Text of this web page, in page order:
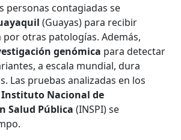
personas contagiadas se
(Guayas) para recibir
otras patologías. Además,
genómica para detectar
a escala mundial, dura
Las pruebas analizadas en los
Instituto Nacional de
Salud Pública (INSPI) se